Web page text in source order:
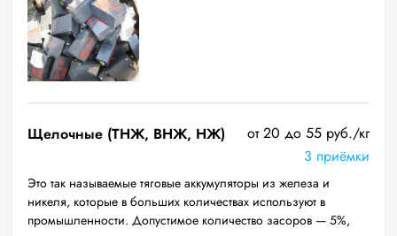
Щелочные (ТНЖ, ВНЖ, НЖ)
от 20 до 55 руб./кг
3 приёмки
Это так называемые тяговые аккумуляторы из железа и
никеля, которые в больших количествах используют в
промышленности. Допустимое количество засоров — 5%,